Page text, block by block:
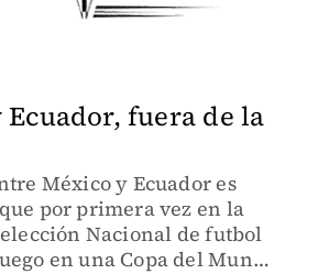
fuera de la
México y Ecuador es
por primera vez en la
Nacional de futbol
en una Copa del Mundo